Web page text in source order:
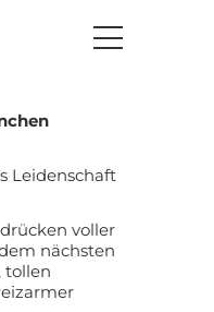
Leidenschaft
voller
nächsten
tollen